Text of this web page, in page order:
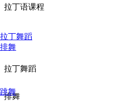
拉丁舞蹈
排舞
跳舞
拉丁语课程
拉丁舞蹈
排舞